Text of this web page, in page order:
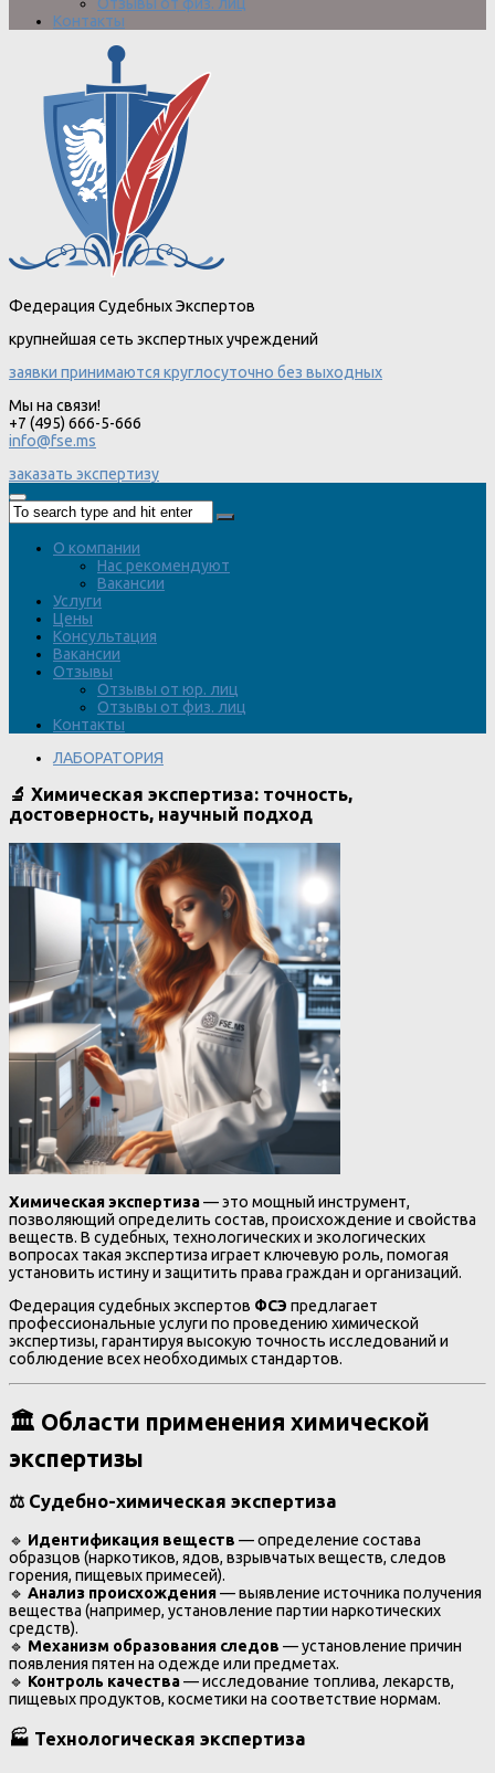
Отзывы от физ. лиц
Контакты
Федерация Судебных Экспертов
крупнейшая сеть экспертных учреждений
заявки принимаются круглосуточно без выходных
Мы на связи!
+7 (495) 666-5-666
info@fse.ms
заказать экспертизу
О компании
Нас рекомендуют
Вакансии
Услуги
Цены
Консультация
Вакансии
Отзывы
Отзывы от юр. лиц
Отзывы от физ. лиц
Контакты
ЛАБОРАТОРИЯ
🔬 Химическая экспертиза: точность,
достоверность, научный подход
Химическая экспертиза— это мощный инструмент,
позволяющий определить состав, происхождение и свойства
веществ. В судебных, технологических и экологических
вопросах такая экспертиза играет ключевую роль, помогая
установить истину и защитить права граждан и организаций.
Федерация судебных экспертов ФСЭ предлагает
профессиональные услуги по проведению химической
экспертизы, гарантируя высокую точность исследований и
соблюдение всех необходимых стандартов.
🏛 Области применения химической
экспертизы
⚖ Судебно-химическая экспертиза
🔹 Идентификация веществ — определение состава
образцов (наркотиков, ядов, взрывчатых веществ, следов
горения, пищевых примесей).
🔹 Анализ происхождения— выявление источника получения
вещества (например, установление партии наркотических
средств).
🔹 Механизм образования следов — установление причин
появления пятен на одежде или предметах.
🔹 Контроль качества— исследование топлива, лекарств,
пищевых продуктов, косметики на соответствие нормам.
🏭 Технологическая экспертиза